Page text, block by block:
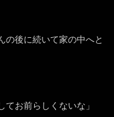
の後に続いて家の中へと
てお前らしくないな」